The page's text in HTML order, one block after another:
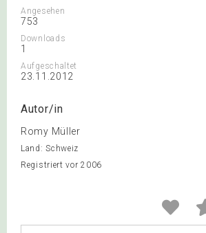
Angesehen
753
Downloads
1
Aufgeschaltet
23.11.2012
Autor/in
Romy Müller
Land: Schweiz
Registriert vor 2006